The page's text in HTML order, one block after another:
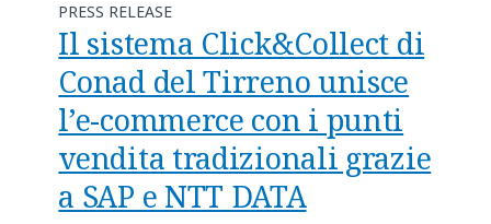
PRESS RELEASE
Il sistema Click&Collect di
Conad del Tirreno unisce
l’e-commerce con i punti
vendita tradizionali grazie
a SAP e NTT DATA